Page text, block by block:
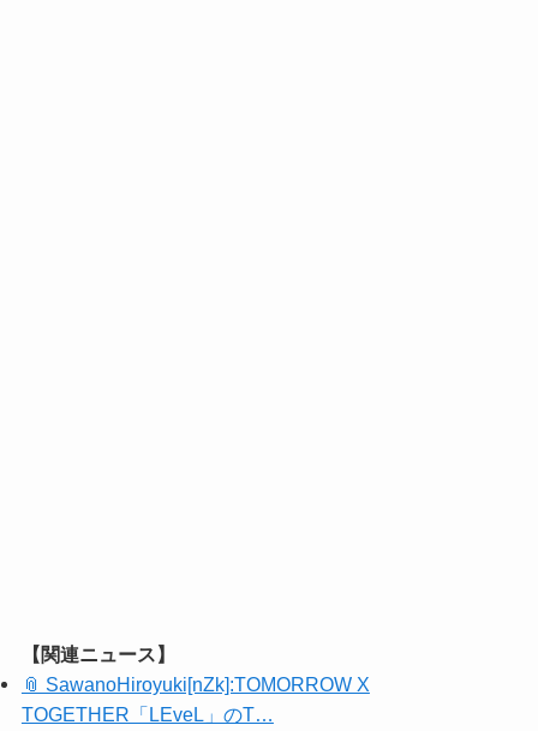
【関連ニュース】
📎 SawanoHiroyuki[nZk]:TOMORROW X
TOGETHER「LEveL」のT…